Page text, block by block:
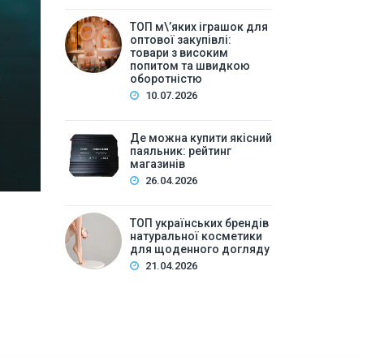
ТОП м\’яких іграшок для
високим попитом
Зміст:Історія попиту на м\’які іграшки: від
оптової закупівлі у 2026 роціKalibri — лідер за
ТОП м\’яких іграшок для
оптової закупівлі:
товари з високим
попитом та швидкою
оборотністю
10.07.2026
Де можна купити якісний
паяльник: рейтинг
магазинів
26.04.2026
ТОП українських брендів
натуральної косметики
для щоденного догляду
21.04.2026